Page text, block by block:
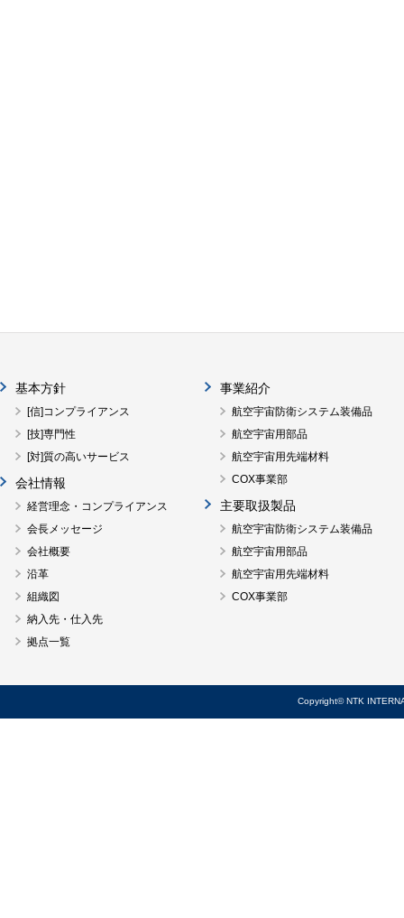
基本方針
[信]コンプライアンス
[技]専門性
[対]質の高いサービス
会社情報
経営理念・コンプライアンス
会長メッセージ
会社概要
沿革
組織図
納入先・仕入先
拠点一覧
事業紹介
航空宇宙防衛システム装備品
航空宇宙用部品
航空宇宙用先端材料
COX事業部
主要取扱製品
航空宇宙防衛システム装備品
航空宇宙用部品
航空宇宙用先端材料
COX事業部
Copyright© NTK